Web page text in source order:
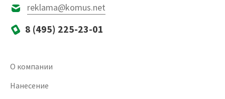
reklama@komus.net
8 (495) 225-23-01
О компании
Нанесение